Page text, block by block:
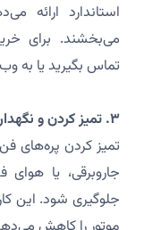
استاندارد ارائه
تماس بگیرید یا به
۳. تمیز کردن و نگهداری اولیه
جاروبرقی، یا
جلوگیری شود. این